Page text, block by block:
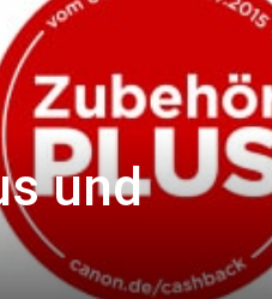
und